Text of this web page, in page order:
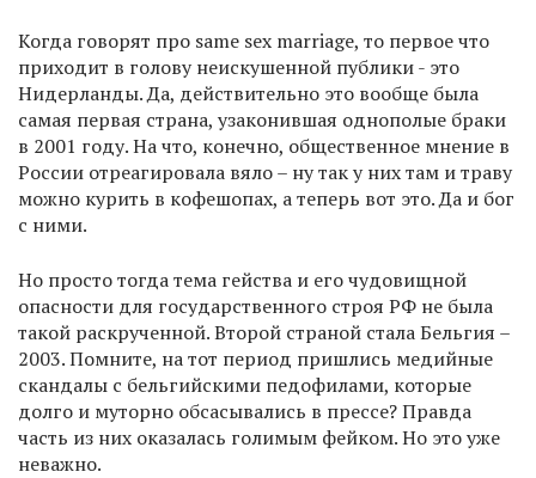
Когда говорят про same sex marriage, то первое что
приходит в голову неискушенной публики - это
Нидерланды. Да, действительно это вообще была
самая первая страна, узаконившая однополые браки
в 2001 году. На что, конечно, общественное мнение в
России отреагировала вяло – ну так у них там и траву
можно курить в кофешопах, а теперь вот это. Да и бог
с ними.
Но просто тогда тема гейства и его чудовищной
опасности для государственного строя РФ не была
такой раскрученной. Второй страной стала Бельгия –
2003. Помните, на тот период пришлись медийные
скандалы с бельгийскими педофилами, которые
долго и муторно обсасывались в прессе? Правда
часть из них оказалась голимым фейком. Но это уже
неважно.